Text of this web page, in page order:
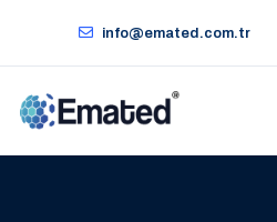
info@emated.com.tr